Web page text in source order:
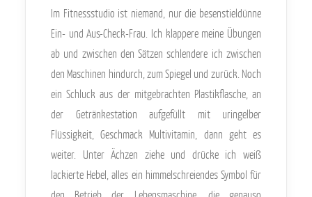
Im Fitnessstudio ist niemand, nur die besenstieldünne
Ein- und Aus-Check-Frau. Ich klappere meine Übungen
ab und zwischen den Sätzen schlendere ich zwischen
den Maschinen hindurch, zum Spiegel und zurück. Noch
ein Schluck aus der mitgebrachten Plastikflasche, an
der Getränkestation aufgefüllt mit uringelber
Flüssigkeit, Geschmack Multivitamin, dann geht es
weiter. Unter Ächzen ziehe und drücke ich weiß
lackierte Hebel, alles ein himmelschreiendes Symbol für